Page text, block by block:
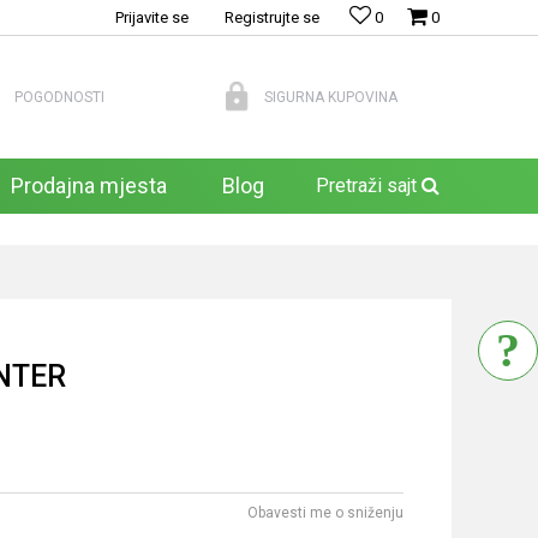
0
0
Prijavite se Registrujte se
POGODNOSTI SIGURNA KUPOVINA
Prodajna mjesta Blog Pretraži sajt
Obavesti me o sniženju